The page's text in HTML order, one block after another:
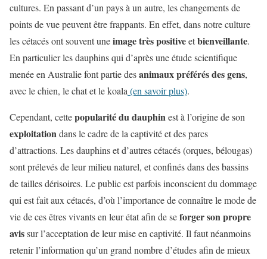
cultures. En passant d’un pays à un autre, les changements de
points de vue peuvent être frappants. En effet, dans notre culture
les cétacés ont souvent uneimage très positiveetbienveillante.
En particulier les dauphins qui d’après une étude scientifique
menée en Australie font partie desanimaux préférés des gens,
avec le chien, le chat et le koala (en savoir plus).
Cependant, cettepopularité du dauphinest à l’origine de son
exploitationdans le cadre de la captivité et des parcs
d’attractions. Les dauphins et d’autres cétacés (orques, bélougas)
sont prélevés de leur milieu naturel, et confinés dans des bassins
de tailles dérisoires. Le public est parfois inconscient du dommage
qui est fait aux cétacés, d’où l’importance de connaître le mode de
vie de ces êtres vivants en leur état afin de seforger son propre
avissur l’acceptation de leur mise en captivité. Il faut néanmoins
retenir l’information qu’un grand nombre d’études afin de mieux